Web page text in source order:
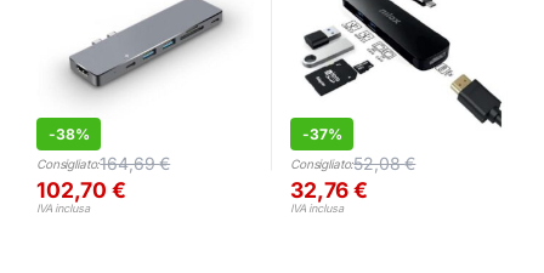
-38%
Consigliato:164,69€
102,70€
IVA inclusa
-37%
Consigliato:52,08€
32,76€
IVA inclusa